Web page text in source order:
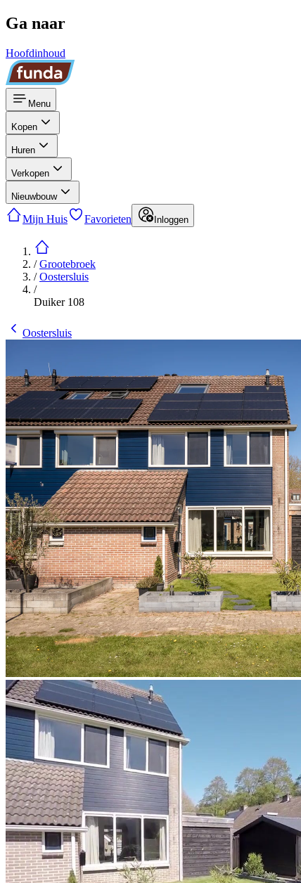
Ga naar
Hoofdinhoud
Menu
Kopen
Huren
Verkopen
Nieuwbouw
Mijn Huis Favorieten Inloggen
/Grootebroek
/Oostersluis
/
Duiker 108
Oostersluis